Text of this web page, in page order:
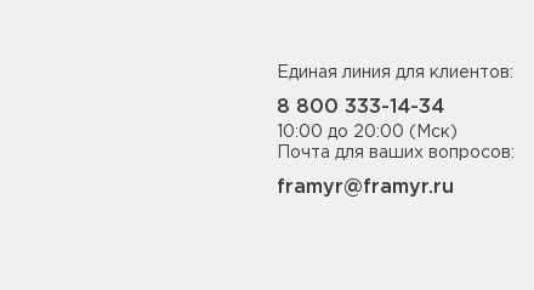
Единая линия для клиентов:
8 800 333-14-34
10:00 до 20:00 (Мск)
Почта для ваших вопросов:
framyr@framyr.ru